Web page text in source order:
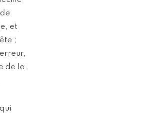
et
;
de la